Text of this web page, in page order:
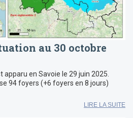
au 30 octobre
apparu en Savoie le 29 juin 2025.
94 foyers (+6 foyers en 8 jours)
LIRE LA SUITE